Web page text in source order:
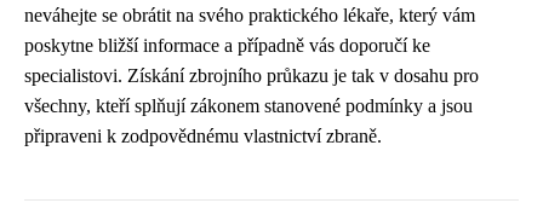
neváhejte se obrátit na svého praktického lékaře, který vám
poskytne bližší informace a případně vás doporučí ke
specialistovi. Získání zbrojního průkazu je tak v dosahu pro
všechny, kteří splňují zákonem stanovené podmínky a jsou
připraveni k zodpovědnému vlastnictví zbraně.